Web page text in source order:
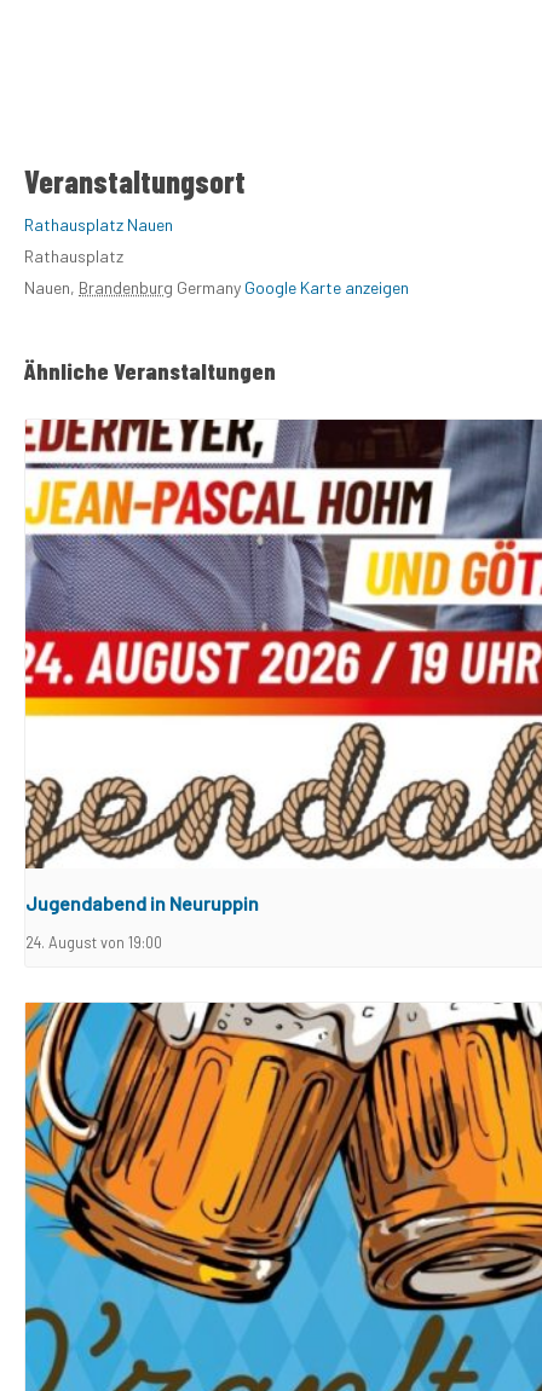
Veranstaltungsort
Rathausplatz Nauen
Rathausplatz
Nauen, Brandenburg Germany Google Karte anzeigen
Ähnliche Veranstaltungen
Jugendabend in Neuruppin
24. August von 19:00